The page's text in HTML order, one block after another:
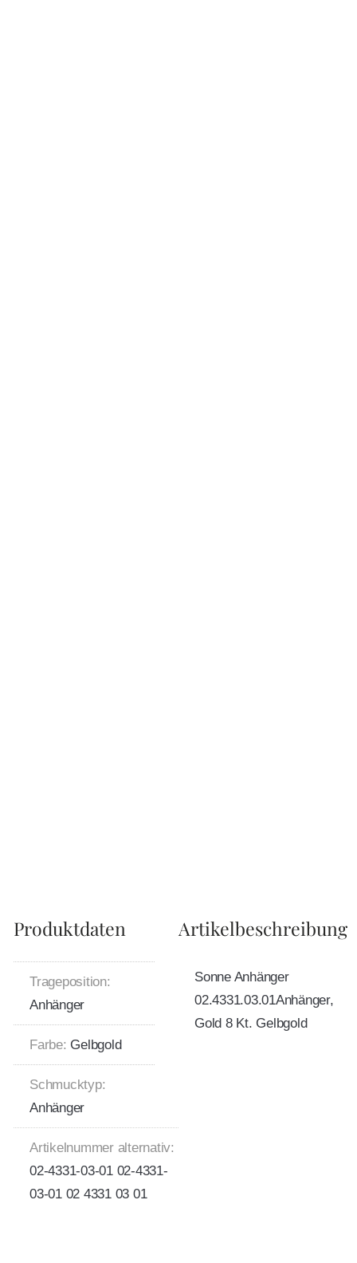
Produktdaten
Trageposition:
Anhänger
Farbe: Gelbgold
Schmucktyp:
Anhänger
Artikelnummer alternativ:
02-4331-03-01 02-4331-
03-01 02 4331 03 01
Artikelbeschreibung
Sonne Anhänger
02.4331.03.01Anhänger,
Gold 8 Kt. Gelbgold